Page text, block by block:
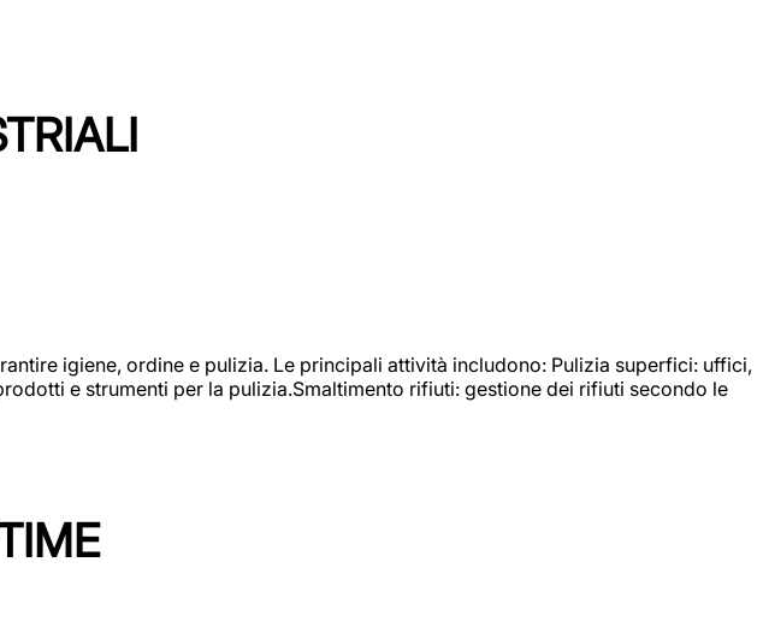
igiene, ordine e pulizia. Le principali attività includono: Pulizia superfici: uffici,
e strumenti per la pulizia.Smaltimento rifiuti: gestione dei rifiuti secondo le